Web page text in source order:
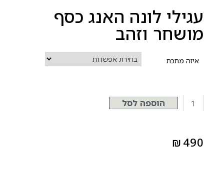
עגילי לונה האנג כסף
מושחר וזהב
איזה מתכת
הוספה לסל
₪ 490